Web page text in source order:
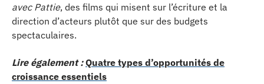
avec Pattie, des films qui misent sur l’écriture et la
direction d’acteurs plutôt que sur des budgets
spectaculaires.
Lire également : Quatre types d’opportunités de
croissance essentiels